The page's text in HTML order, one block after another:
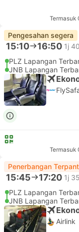
Termasuk
Pengesahan segera
15:10 16:50 1j
PLZ Lapangan
JNB Lapangan
Termasuk
Penerbangan
15:45 17:20 1j
PLZ Lapangan
JNB Lapangan
Airlink